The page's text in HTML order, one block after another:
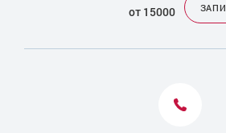
от 15000